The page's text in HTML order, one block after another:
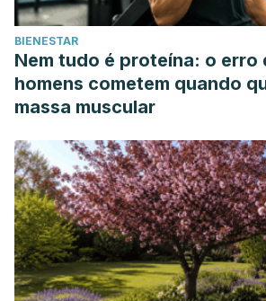
BIENESTAR
Nem tudo é proteína: o erro
homens cometem quando
massa muscular